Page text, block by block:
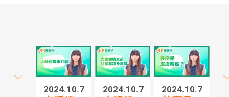
2024.10.7 2024.10.7 2024.10.7